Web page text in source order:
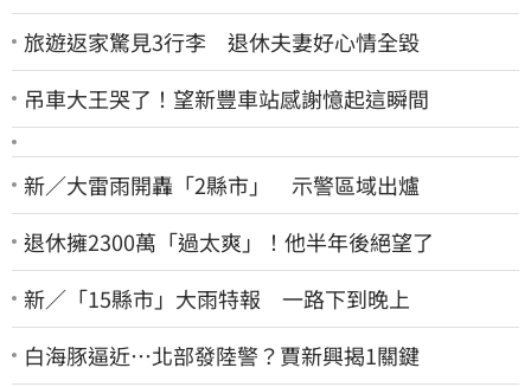
旅遊返家驚見3行李 退休夫妻好心情全毀
吊車大王哭了！望新豐車站感謝憶起這瞬間
新／大雷雨開轟「2縣市」 示警區域出爐
退休擁2300萬「過太爽」！他半年後絕望了
新／「15縣市」大雨特報 一路下到晚上
白海豚逼近…北部發陸警？賈新興揭1關鍵